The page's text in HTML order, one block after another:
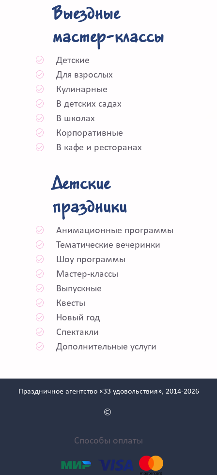
Детские
праздники
Анимационные программы
Тематические вечеринки
Шоу программы
Мастер-классы
Выпускные
Квесты
Новый год
Спектакли
Дополнительные услуги
Выездные
мастер-классы
Детские
Для взрослых
Кулинарные
В детских садах
В школах
Корпоративные
В кафе и ресторанах
Праздничное агентство «33 удовольствия», 2014-2026
Способы оплаты